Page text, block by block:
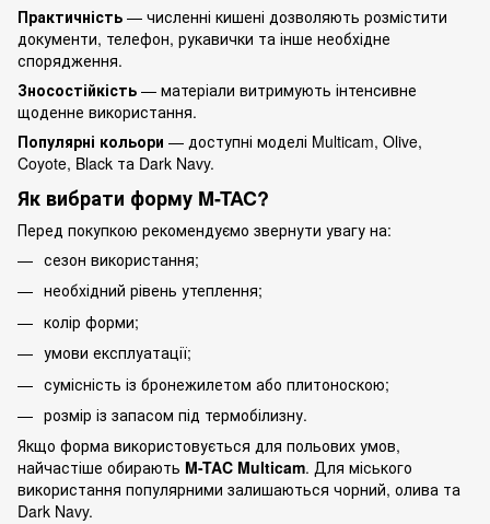
Практичність — численні кишені дозволяють розмістити
документи, телефон, рукавички та інше необхідне
спорядження.
Зносостійкість — матеріали витримують інтенсивне
щоденне використання.
Популярні кольори — доступні моделі Multicam, Olive,
Coyote, Black та Dark Navy.
Як вибрати форму M-TAC?
Перед покупкою рекомендуємо звернути увагу на:
сезон використання;
необхідний рівень утеплення;
колір форми;
умови експлуатації;
сумісність із бронежилетом або плитоноскою;
розмір із запасом під термобілизну.
Якщо форма використовується для польових умов,
найчастіше обирають M-TAC Multicam. Для міського
використання популярними залишаються чорний, олива та
Dark Navy.